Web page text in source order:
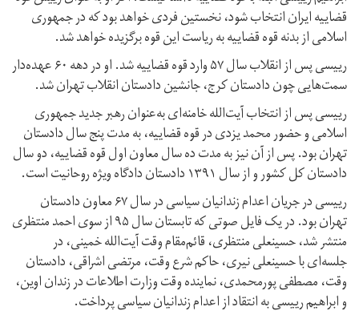
قضاییه ایران انتخاب شود، نخستین فردی خواهد بود که در جمهوری
اسلامی از بدنه قوه قضاییه به ریاست این قوه برگزیده خواهد شد.
ریيسی پس از انقلاب سال ۵۷ وارد قوه قضاییه شد. او در دهه ۶۰ عهده‌دار
سمت‌هایی چون دادستان کرج، جانشین دادستان انقلاب تهران شد.
رییسی پس از انتخاب آیت‌الله خامنه‌ای به‌عنوان رهبر جدید جمهوری
اسلامی و حضور محمد یزدی در قوه قضاییه، به مدت پنج سال دادستان
تهران بود. پس از آن نیز به مدت ده سال معاون اول قوه قضاییه، دو سال
دادستان کل کشور و از سال ۱۳۹۱ دادستان دادگاه ویژه روحانیت است.
رییسی در جریان اعدام زندانیان سیاسی در سال ۶۷ معاون دادستان
تهران بود. در یک فایل صوتی که تابستان سال ۹۵ از سوی احمد منتظری
منتشر شد، حسینعلی منتظری، قائم‌مقام وقت آیت‌الله خمینی، در
جلسه‌ای با حسینعلی نیری، حاکم شرع وقت، مرتضی اشراقی، دادستان
وقت، مصطفی پورمحمدی، نماینده وقت وزارت اطلاعات در زندان اوین،
و ابراهیم رییسی به انتقاد از اعدام زندانیان سیاسی پرداخت.